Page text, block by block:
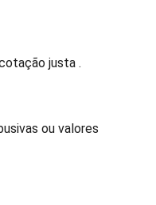
justa .
ou valores